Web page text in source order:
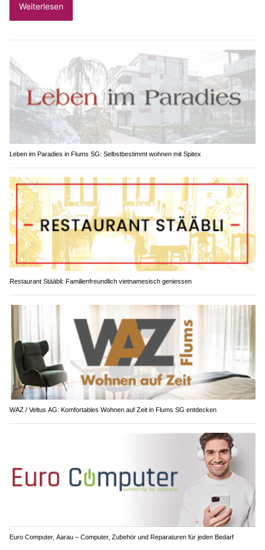
Weiterlesen
Leben im Paradies in Flums SG: Selbstbestimmt wohnen mit Spitex
Restaurant Stääbli: Familienfreundlich vietnamesisch geniessen
WAZ / Veltus AG: Komfortables Wohnen auf Zeit in Flums SG entdecken
Euro Computer, Aarau – Computer, Zubehör und Reparaturen für jeden Bedarf